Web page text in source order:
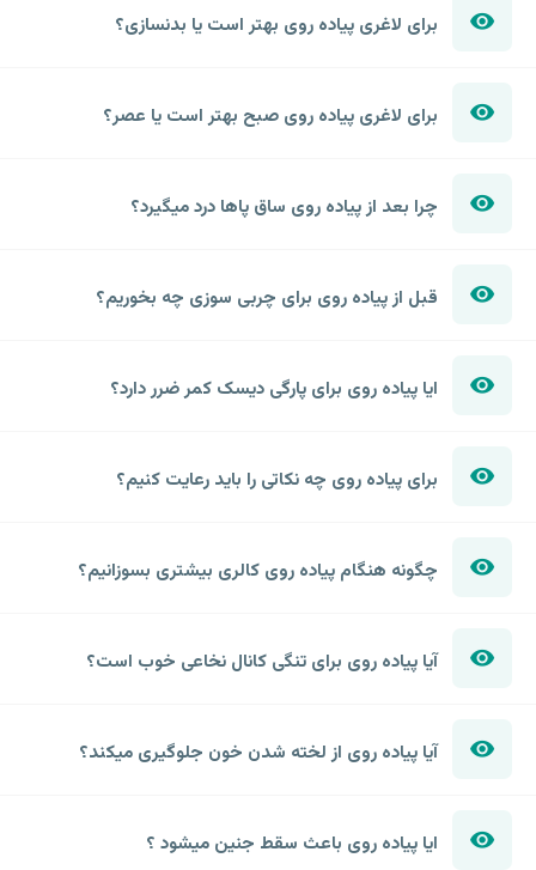
برای لاغری پیاده روی بهتر است یا بدنسازی؟
برای لاغری پیاده روی صبح بهتر است یا عصر؟
چرا بعد از پیاده روی ساق پاها درد میگیرد؟
قبل از پیاده روی برای چربی سوزی چه بخوریم؟
ایا پیاده روی برای پارگی دیسک کمر ضرر دارد؟
برای پیاده روی چه نکاتی را باید رعایت کنیم؟
چگونه هنگام پیاده روی کالری بیشتری بسوزانیم؟
آیا پیاده روی برای تنگی کانال نخاعی خوب است؟
آیا پیاده روی از لخته شدن خون جلوگیری میکند؟
ایا پیاده روی باعث سقط جنین میشود ؟